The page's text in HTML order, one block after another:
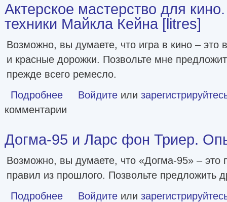
Актерское мастерство для
техники Майкла Кейна [litres]
Возможно, вы думаете, что игра в кино – это
и красные дорожки. Позвольте мне
прежде всего ремесло.
Подробнее о Актерское мастерство для кино. Методы и техники
Войдите или
комментарии
Догма-95 и Ларс фон Триер.
Возможно, вы думаете, что «Догма-95» – это
правил из прошлого. Позвольте предложить
Подробнее о Догма-95 и Ларс фон Триер. Опыт аскезы [litres]
Войдите или